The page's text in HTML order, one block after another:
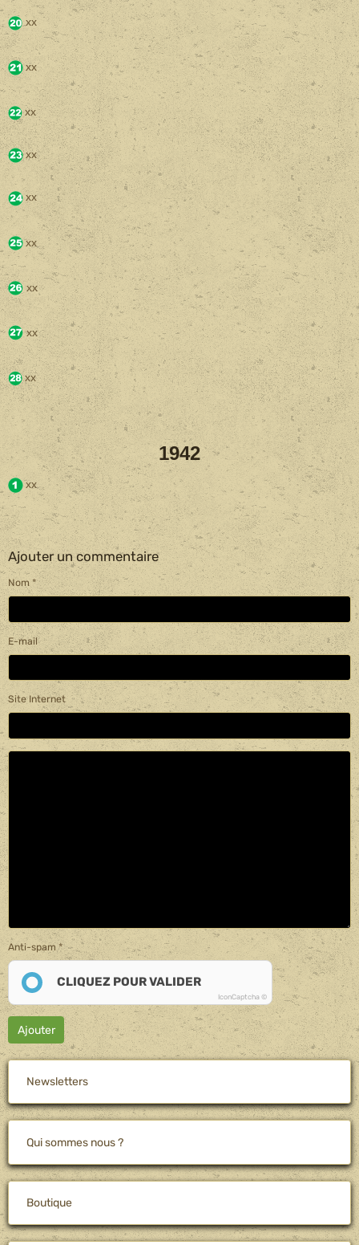
xx
xx
xx
xx
xx
xx
xx
xx
xx
1942
xx
Ajouter un commentaire
Nom
E-mail
Site Internet
Anti-spam
CLIQUEZ POUR VALIDER
IconCaptcha ©
Ajouter
Newsletters
Qui sommes nous ?
Boutique